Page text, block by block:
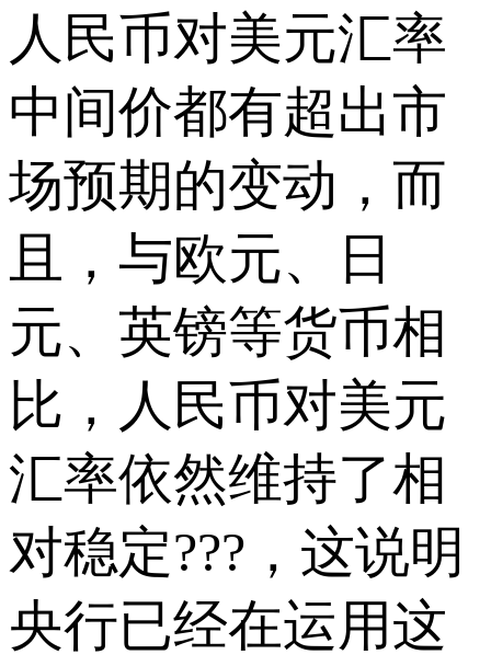
人民币对美元汇率
中间价都有超出市
场预期的变动，而
且，与欧元、日
元、英镑等货币相
比，人民币对美元
汇率依然维持了相
对稳定???，这说明
央行已经在运用这